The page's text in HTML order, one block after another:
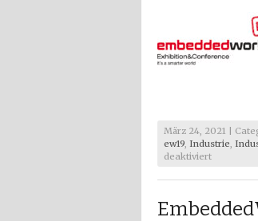
März 24, 2021 |
ew19, Industrie,
deaktiviertfür
2021
Die